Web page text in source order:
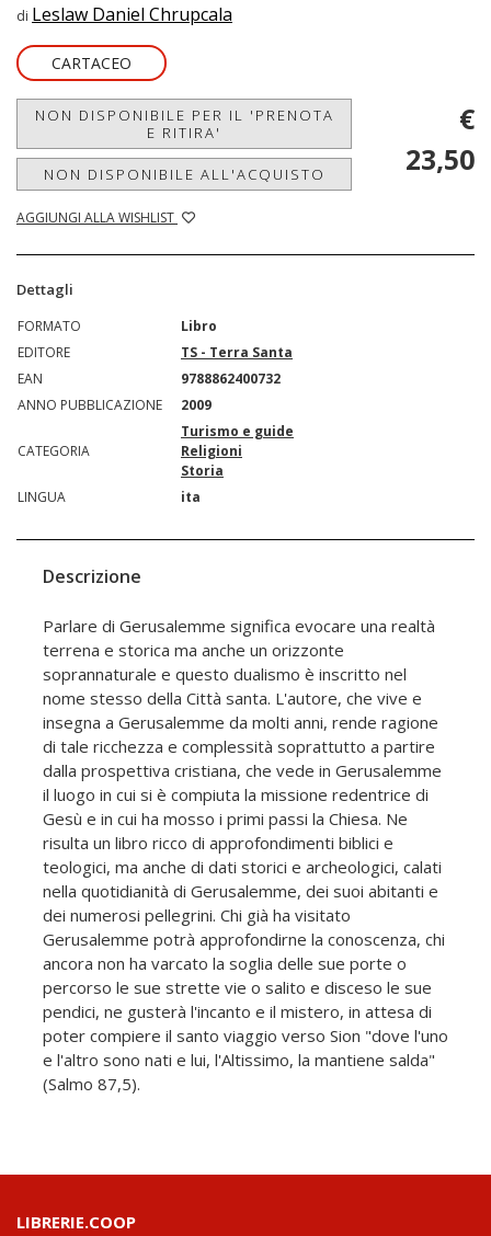
di Leslaw Daniel Chrupcala
CARTACEO
NON DISPONIBILE PER IL 'PRENOTA
E RITIRA'
NON DISPONIBILE ALL'ACQUISTO
AGGIUNGI ALLA WISHLIST
€
23,50
Dettagli
FORMATO
Libro
EDITORE
TS - Terra Santa
EAN
9788862400732
ANNO PUBBLICAZIONE
2009
CATEGORIA
Turismo e guide
Religioni
Storia
LINGUA
ita
Descrizione
Parlare di Gerusalemme significa evocare una realtà
terrena e storica ma anche un orizzonte
soprannaturale e questo dualismo è inscritto nel
nome stesso della Città santa. L'autore, che vive e
insegna a Gerusalemme da molti anni, rende ragione
di tale ricchezza e complessità soprattutto a partire
dalla prospettiva cristiana, che vede in Gerusalemme
il luogo in cui si è compiuta la missione redentrice di
Gesù e in cui ha mosso i primi passi la Chiesa. Ne
risulta un libro ricco di approfondimenti biblici e
teologici, ma anche di dati storici e archeologici, calati
nella quotidianità di Gerusalemme, dei suoi abitanti e
dei numerosi pellegrini. Chi già ha visitato
Gerusalemme potrà approfondirne la conoscenza, chi
ancora non ha varcato la soglia delle sue porte o
percorso le sue strette vie o salito e disceso le sue
pendici, ne gusterà l'incanto e il mistero, in attesa di
poter compiere il santo viaggio verso Sion "dove l'uno
e l'altro sono nati e lui, l'Altissimo, la mantiene salda"
(Salmo 87,5).
LIBRERIE.COOP